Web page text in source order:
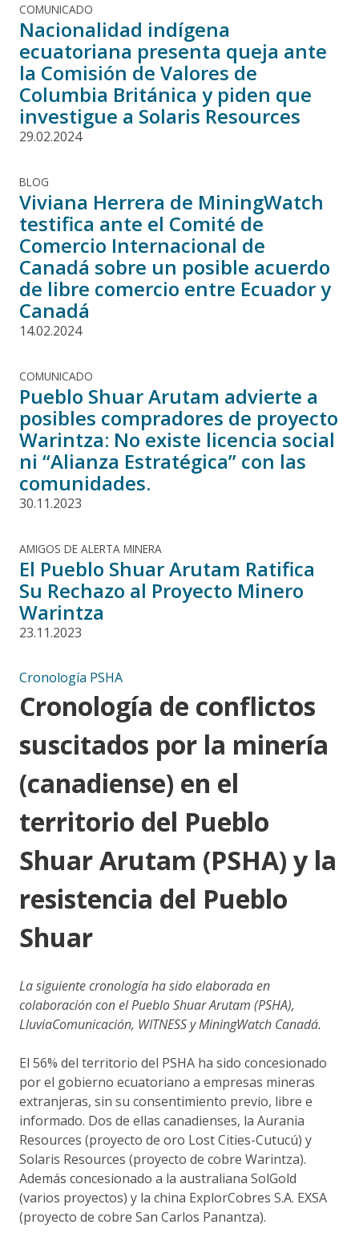
COMUNICADO
Nacionalidad indígena
ecuatoriana presenta queja ante
la Comisión de Valores de
Columbia Británica y piden que
investigue a Solaris Resources
29.02.2024
BLOG
Viviana Herrera de MiningWatch
testifica ante el Comité de
Comercio Internacional de
Canadá sobre un posible acuerdo
de libre comercio entre Ecuador y
Canadá
14.02.2024
COMUNICADO
Pueblo Shuar Arutam advierte a
posibles compradores de proyecto
Warintza: No existe licencia social
ni “Alianza Estratégica” con las
comunidades.
30.11.2023
AMIGOS DE ALERTA MINERA
El Pueblo Shuar Arutam Ratifica
Su Rechazo al Proyecto Minero
Warintza
23.11.2023
Cronología PSHA
Cronología de conflictos
suscitados por la minería
(canadiense) en el
territorio del Pueblo
Shuar Arutam (PSHA) y la
resistencia del Pueblo
Shuar
La siguiente cronología ha sido elaborada en
colaboración con el Pueblo Shuar Arutam (PSHA),
LluviaComunicación, WITNESS y MiningWatch Canadá.
El 56% del territorio del PSHA ha sido concesionado
por el gobierno ecuatoriano a empresas mineras
extranjeras, sin su consentimiento previo, libre e
informado. Dos de ellas canadienses, la Aurania
Resources (proyecto de oro Lost Cities-Cutucú) y
Solaris Resources (proyecto de cobre Warintza).
Además concesionado a la australiana SolGold
(varios proyectos) y la china ExplorCobres S.A. EXSA
(proyecto de cobre San Carlos Panantza).